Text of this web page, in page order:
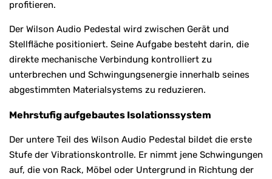
profitieren.
Der Wilson Audio Pedestal wird zwischen Gerät und
Stellfläche positioniert. Seine Aufgabe besteht darin, die
direkte mechanische Verbindung kontrolliert zu
unterbrechen und Schwingungsenergie innerhalb seines
abgestimmten Materialsystems zu reduzieren.
Mehrstufig aufgebautes Isolationssystem
Der untere Teil des Wilson Audio Pedestal bildet die erste
Stufe der Vibrationskontrolle. Er nimmt jene Schwingungen
auf, die von Rack, Möbel oder Untergrund in Richtung der